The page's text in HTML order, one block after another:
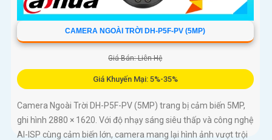
CAMERA NGOÀI TRỜI DH-P5F-PV (5MP)
Giá Bán: Liên Hệ
Giá Khuyến Mại: 5%-35%
Camera Ngoài Trời DH-P5F-PV (5MP) trang bị cảm biến 5MP,
ghi hình 2880 × 1620. Với độ nhạy sáng siêu thấp và công nghệ
AI-ISP cùng cảm biến lớn, camera mang lại hình ảnh vượt trội